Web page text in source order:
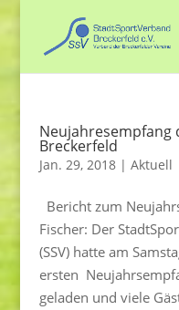
Neujahresempfang
Breckerfeld
Jan. 29, 2018| Aktuell
Bericht zum
Fischer: Der
(SSV) hatte am
ersten
geladen und viele